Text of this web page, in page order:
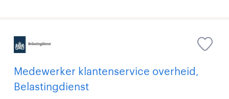
Medewerker klantenservice overheid,
Belastingdienst